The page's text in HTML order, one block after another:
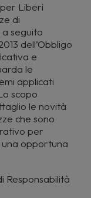
Liberi
di
a seguito
dell’Obbligo
e
le
applicati
scopo
le novità
che sono
per
opportuna
Responsabilità